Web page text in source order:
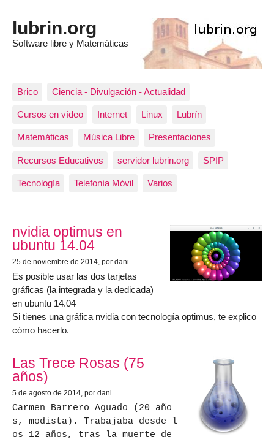
lubrin.org
Software libre y Matemáticas
Brico Ciencia - Divulgación - Actualidad
Cursos en vídeo Internet Linux Lubrín
Matemáticas Música Libre Presentaciones
Recursos Educativos servidor lubrin.org SPIP
Tecnología Telefonía Móvil Varios
Los artículos más recientes
nvidia optimus en
ubuntu 14.04
25 de noviembre de 2014, por dani
Es posible usar las dos tarjetas
gráficas (la integrada y la dedicada)
en ubuntu 14.04
Si tienes una gráfica nvidia con tecnología optimus, te explico
cómo hacerlo.
Las Trece Rosas (75
años)
5 de agosto de 2014, por dani
Carmen Barrero Aguado (20 año
s, modista). Trabajaba desde l
os 12 años, tras la muerte de